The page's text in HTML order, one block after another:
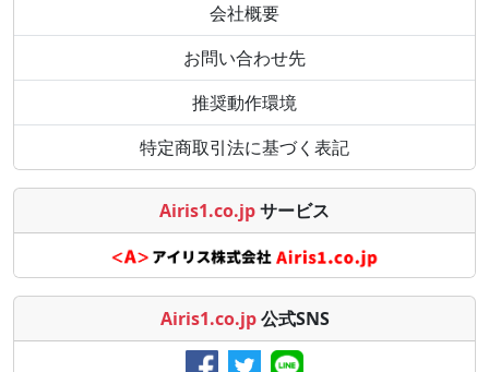
会社概要
お問い合わせ先
推奨動作環境
特定商取引法に基づく表記
Airis1.co.jpサービス
Airis1.co.jp 公式SNS